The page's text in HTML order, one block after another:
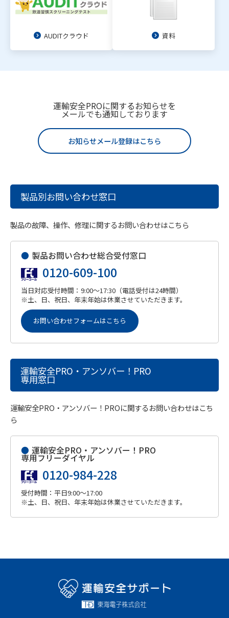
AUDITクラウド 資料
運輸安全PROに関するお知らせを
メールでも通知しております
お知らせメール登録はこちら
製品別お問い合わせ窓口
製品の故障、操作、修理に関するお問い合わせはこちら
● 製品お問い合わせ総合受付窓口
0120-609-100
当日対応受付時間：9:00～17:30（電話受付は24時間）
※土、日、祝日、年末年始は休業させていただきます。
お問い合わせフォームはこちら
運輸安全PRO・アンソバー！PRO
専用窓口
運輸安全PRO・アンソバー！PROに関するお問い合わせはこち
ら
● 運輸安全PRO・アンソバー！PRO
専用フリーダイヤル
0120-984-228
受付時間：平日9:00～17:00
※土、日、祝日、年末年始は休業させていただきます。